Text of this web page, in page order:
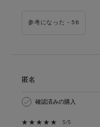
参考になった -58
匿名
確認済みの購入
5星中5。 5/5